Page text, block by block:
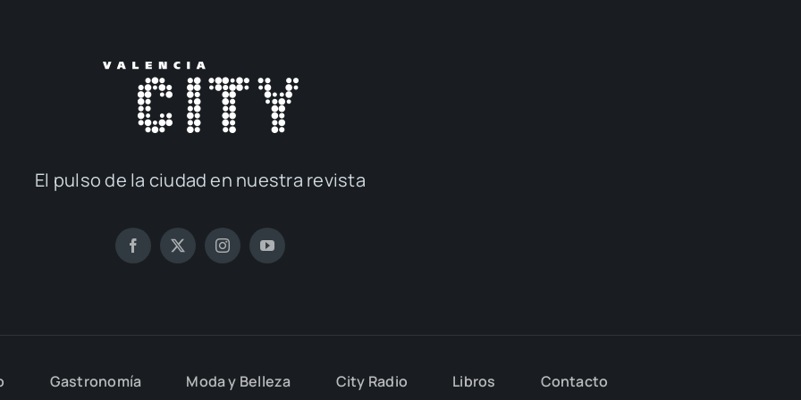
El pul­so de la ciu­dad en nues­tra revis­ta
Gas­tro­no­mía Moda y Belle­za City Radio Libros Con­tac­to